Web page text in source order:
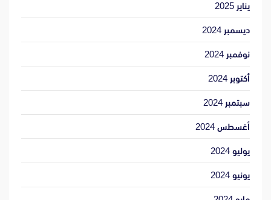
يناير 2025
ديسمبر 2024
نوفمبر 2024
أكتوبر 2024
سبتمبر 2024
أغسطس 2024
يوليو 2024
يونيو 2024